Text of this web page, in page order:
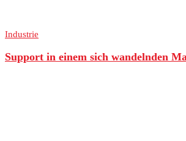
Industrie
Support in einem sich wandelnden